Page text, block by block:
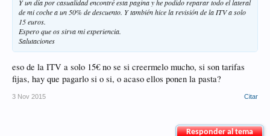
Y un día por casualidad encontré esta pagina y he podido reparar todo el lateral
de mi coche a un 50% de descuento. Y también hice la revisión de la ITV a solo
15 euros.
Espero que os sirva mi experiencia.
Salutaciones
eso de la ITV a solo 15€ no se si creermelo mucho, si son tarifas
fijas, hay que pagarlo si o si, o acaso ellos ponen la pasta?
3 Nov 2015 Citar
Responder al tema